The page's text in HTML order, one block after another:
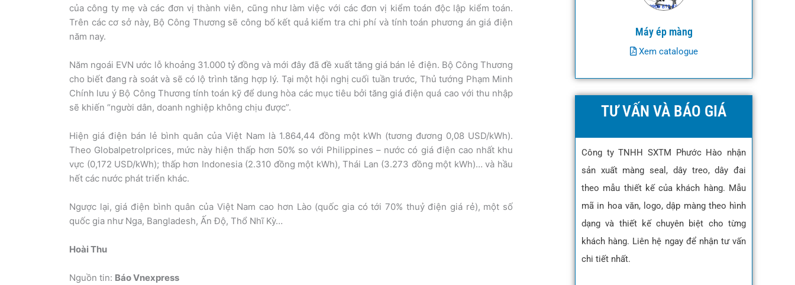
của công ty mẹ và các đơn vị thành viên, cũng như làm việc với các đơn vị kiểm toán độc lập kiểm toán.
Trên các cơ sở này, Bộ Công Thương sẽ công bố kết quả kiểm tra chi phí và tính toán phương án giá điện
năm nay.
Năm ngoái EVN ước lỗ khoảng 31.000 tỷ đồng và mới đây đã đề xuất tăng giá bán lẻ điện. Bộ Công Thương
cho biết đang rà soát và sẽ có lộ trình tăng hợp lý. Tại một hội nghị cuối tuần trước, Thủ tướng Phạm Minh
Chính lưu ý Bộ Công Thương tính toán kỹ để dung hòa các mục tiêu bởi tăng giá điện quá cao với thu nhập
sẽ khiến “người dân, doanh nghiệp không chịu được”.
Hiện giá điện bán lẻ bình quân của Việt Nam là 1.864,44 đồng một kWh (tương đương 0,08 USD/kWh).
Theo Globalpetrolprices, mức này hiện thấp hơn 50% so với Philippines – nước có giá điện cao nhất khu
vực (0,172 USD/kWh); thấp hơn Indonesia (2.310 đồng một kWh), Thái Lan (3.273 đồng một kWh)… và hầu
hết các nước phát triển khác.
Ngược lại, giá điện bình quân của Việt Nam cao hơn Lào (quốc gia có tới 70% thuỷ điện giá rẻ), một số
quốc gia như Nga, Bangladesh, Ấn Độ, Thổ Nhĩ Kỳ…
Hoài Thu
Nguồn tin: Báo Vnexpress
Máy ép màng
Xem catalogue
TƯ VẤN VÀ BÁO GIÁ
Công ty TNHH SXTM Phước Hào nhận
sản xuất màng seal, dây treo, dây đai
theo mẫu thiết kế của khách hàng. Mẫu
mã in hoa văn, logo, dập màng theo hình
dạng và thiết kế chuyên biệt cho từng
khách hàng. Liên hệ ngay để nhận tư vấn
chi tiết nhất.